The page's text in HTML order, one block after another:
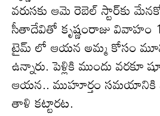
వరుసకు ఆమె రెబెల్ స్టార్‌కు
సీతాదేవితో కృష్ణంరాజు వివాహం
టైమ్ లో ఆయ‌న అమ్మ కోసం
ఉన్నారు. పెళ్లికి ముందు వరకూ
ఆయన.. ముహూర్తం
తాళి కట్టార‌ట‌.